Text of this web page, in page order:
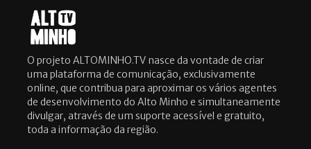
O projeto ALTOMINHO.TV nasce da vontade de criar
uma plataforma de comunicação, exclusivamente
online, que contribua para aproximar os vários agentes
de desenvolvimento do Alto Minho e simultaneamente
divulgar, através de um suporte acessível e gratuito,
toda a informação da região.